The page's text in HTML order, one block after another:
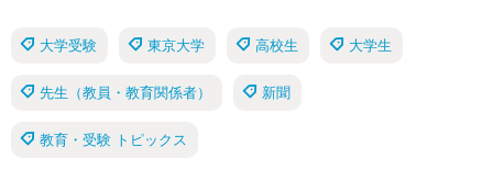
大学受験 東京大学 高校生 大学生
先生（教員・教育関係者） 新聞
教育・受験 トピックス